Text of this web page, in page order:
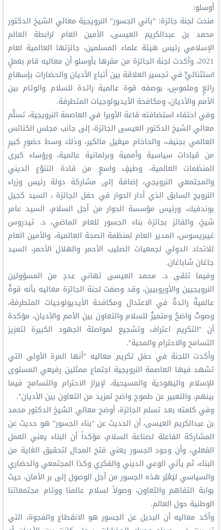
أوسلو:
منحت لجنة جائزة: "باني الجسور" النرويجية معالي الشيخ الدكتور
محمد بن عبدالكريم العيسى، الأمين العام لرابطة العالم
الإسلامي رئيس هيئة علماء المسلمين، جائزتها العالمية لعام
2021، وأكدت لجنة الجائزة من مقرها بأوسلو أن معاليه قام بعملٍ
استثنائيٍّ في تجسير العلاقة بين أتباع الأديان والحضارات بإسهامٍ
رائعٍ وملموسٍ، بوصفه قوة عالمية رائدة للسلام والوئام بين
الأمم والأديان، ومكافحة الأيديولوجيات المتطرفة.
وفي احتفاء استضافته قاعة الأوبرا في العاصمة النرويجية، تسلَّم
معالي الشيخ الدكتور العيسى الجائزة، إلى جانب مجلس الكنائس
العالمي بجنيف، والحاخام ميغيل مالكير، وذلك وسط حضورٍ كبيرٍ
من قيادات سياسية وأممية وبرلمانية عالمية، ورؤساء كبرى
المنظمات العالمية، وطيفٍ واسعٍ من قادة التنوّع الديني
والمجتمعي النرويجي، إضافة إلى مشاركة دولة رئيس وزراء
النرويج السابق الذي أدار الحوار في حفل الجائزة ، السيد كجيل
بوندفيك، ورئيس مؤسسة الحوار من أجل السلام، السيد عامر
شيخ، والفائز بجائزة بناء الجسور للعام الماضي، د. تيدروس
غيبريسوس، المدير العام لمنظمة الصحة العالمية، والأمين العام
للاتحاد الدولي لجمعيات الصليب الأحمر والهلال الأحمر، السيد
جاغان شاباغان.
وفيما تلقى د. محمد العيسى تهاني عددٍ من المسؤولين
النرويجيين والأوروبيين، وقد وصفت لجنة الجائزة معاليه بأنه قوةٌ
عالميةٌ رائدةٌ في الاعتدال ومكافحة الأيديولوجيات المتطرفة،
وصوتٌ واضحٌ ومتميزٌ للسلام والتعاون بين الأمم والأديان، مؤكدة
أن "التكريم اعتراف وتشجيع لمواصلة الجهود الكبيرة لتعزيز
التسامح والاحترام والمحبة".
وأكدت اللجنة في حفل تكريم معاليه "أنها المرة الأولى التي
تشهد فيها العاصمة النرويجية اجتماع ممثلين رفيعي المستوى
للإسلام واليهودية والمسيحية، لإبراز الاحترام والتسامح فيما
بينهم، والتعبير عن طموح واضح لمزيد من التعاون بين الأديان".
وفي كلمته بعد تسلم الجائزة، أوضح معالي الشيخ الدكتور محمد
بن عبدالكريم العيسى، أن الحديث عن "بناء الجسور" هو حديث عن
المشاركة الفاعلة لصناعة السلام، مؤكداً أن البناء يعني العمل
الفعلي، وأن وجود الجسور يعني فتح المجال لتحقيق الغاية من
البناء، ثم يأتي الوعي الديني والفكري وكذا المجتمعي والحضاري
والسياسي ليَعْبُر هذه الجسور من أجل الوصول إلى بر الأمان، حيث
بوابة التفاهم والتعاون، وصولاً لسلام عالمنا ووئام مجتمعاتنا
الوطنية حول العالم.
وأكد معاليه أن البديل عن الجسور هو الانقطاع والفجوة، التي